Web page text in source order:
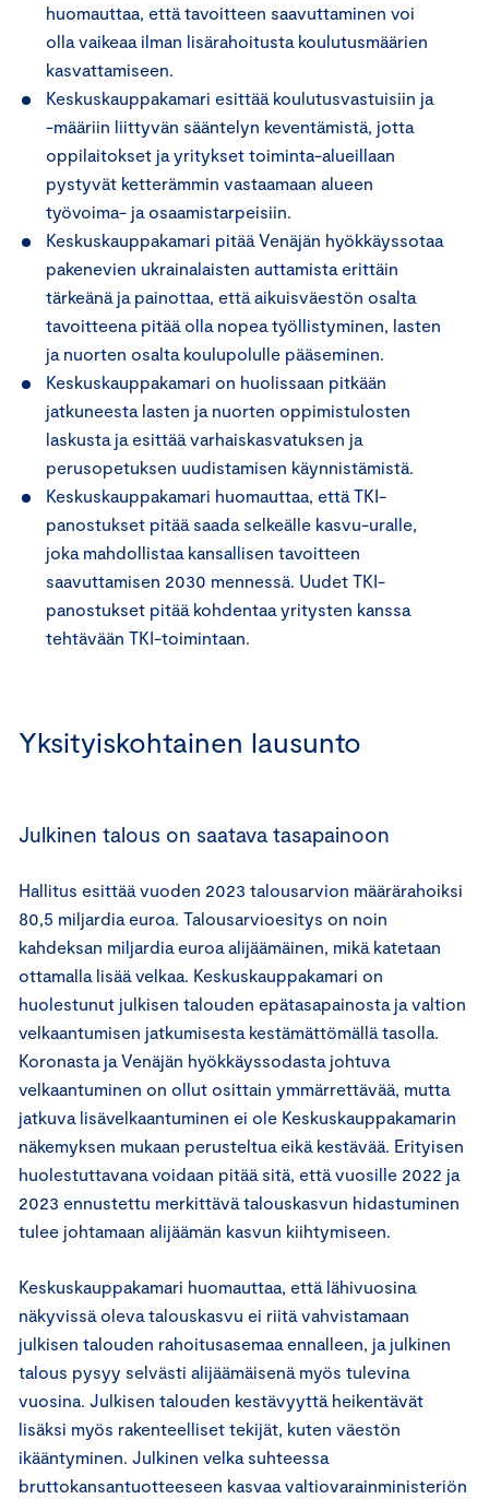
huomauttaa, että tavoitteen saavuttaminen voi
olla vaikeaa ilman lisärahoitusta koulutusmäärien
kasvattamiseen.
Keskuskauppakamari esittää koulutusvastuisiin ja
-määriin liittyvän sääntelyn keventämistä, jotta
oppilaitokset ja yritykset toiminta-alueillaan
pystyvät ketterämmin vastaamaan alueen
työvoima- ja osaamistarpeisiin.
Keskuskauppakamari pitää Venäjän hyökkäyssotaa
pakenevien ukrainalaisten auttamista erittäin
tärkeänä ja painottaa, että aikuisväestön osalta
tavoitteena pitää olla nopea työllistyminen, lasten
ja nuorten osalta koulupolulle pääseminen.
Keskuskauppakamari on huolissaan pitkään
jatkuneesta lasten ja nuorten oppimistulosten
laskusta ja esittää varhaiskasvatuksen ja
perusopetuksen uudistamisen käynnistämistä.
Keskuskauppakamari huomauttaa, että TKI-
panostukset pitää saada selkeälle kasvu-uralle,
joka mahdollistaa kansallisen tavoitteen
saavuttamisen 2030 mennessä. Uudet TKI-
panostukset pitää kohdentaa yritysten kanssa
tehtävään TKI-toimintaan.
Yksityiskohtainen lausunto
Julkinen talous on saatava tasapainoon
Hallitus esittää vuoden 2023 talousarvion määrärahoiksi
80,5 miljardia euroa. Talousarvioesitys on noin
kahdeksan miljardia euroa alijäämäinen, mikä katetaan
ottamalla lisää velkaa. Keskuskauppakamari on
huolestunut julkisen talouden epätasapainosta ja valtion
velkaantumisen jatkumisesta kestämättömällä tasolla.
Koronasta ja Venäjän hyökkäyssodasta johtuva
velkaantuminen on ollut osittain ymmärrettävää, mutta
jatkuva lisävelkaantuminen ei ole Keskuskauppakamarin
näkemyksen mukaan perusteltua eikä kestävää. Erityisen
huolestuttavana voidaan pitää sitä, että vuosille 2022 ja
2023 ennustettu merkittävä talouskasvun hidastuminen
tulee johtamaan alijäämän kasvun kiihtymiseen.
Keskuskauppakamari huomauttaa, että lähivuosina
näkyvissä oleva talouskasvu ei riitä vahvistamaan
julkisen talouden rahoitusasemaa ennalleen, ja julkinen
talous pysyy selvästi alijäämäisenä myös tulevina
vuosina. Julkisen talouden kestävyyttä heikentävät
lisäksi myös rakenteelliset tekijät, kuten väestön
ikääntyminen. Julkinen velka suhteessa
bruttokansantuotteeseen kasvaa valtiovarainministeriön